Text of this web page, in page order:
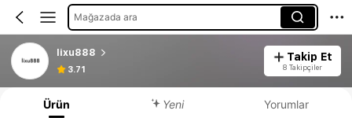
Mağazada ara
lixu888
3.71
Takip Et
8 Takipçiler
Ürün Yeni Yorumlar